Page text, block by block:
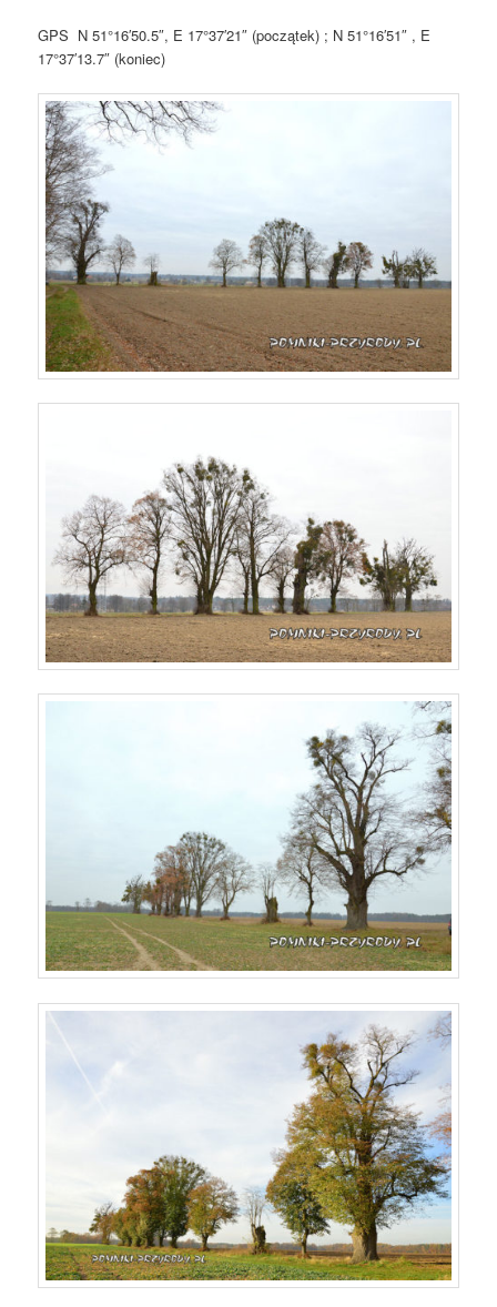
GPS N 51°16′50.5″, E 17°37′21″ (początek) ; N 51°16′51″ , E
17°37′13.7″ (koniec)